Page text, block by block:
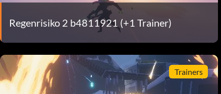
Regenrisiko 2 b4811921 (+1 Trainer)
Trainers